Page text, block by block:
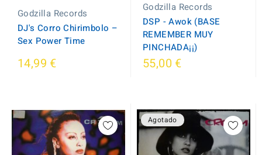
Godzilla Records
DJ's Corro Chirimbolo ‎–
Sex Power Time
14,99 €
Godzilla Records
DSP - Awok (BASE
REMEMBER MUY
PINCHADA¡¡)
55,00 €
Agotado